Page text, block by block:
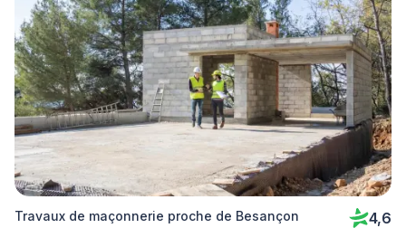
Travaux de maçonnerie proche de Besançon 4,6